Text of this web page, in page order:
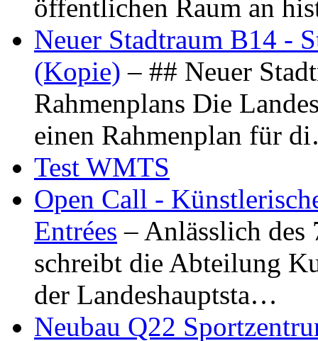
öffentlichen Raum an
Neuer Stadtraum B14 -
(Kopie) – ## Neuer
Rahmenplans Die
einen Rahmenplan für
Test WMTS
Open Call -
Entrées – Anlässlich
schreibt die Abteilung
der Landeshauptsta…
Neubau Q22